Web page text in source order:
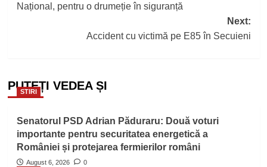
Național, pentru o drumeție în siguranță
Next:
Accident cu victimă pe E85 în Secuieni
PUTEȚI VEDEA ȘI
STIRI
Senatorul PSD Adrian Păduraru: Două voturi
importante pentru securitatea energetică a
României și protejarea fermierilor români
August 6, 2026
0